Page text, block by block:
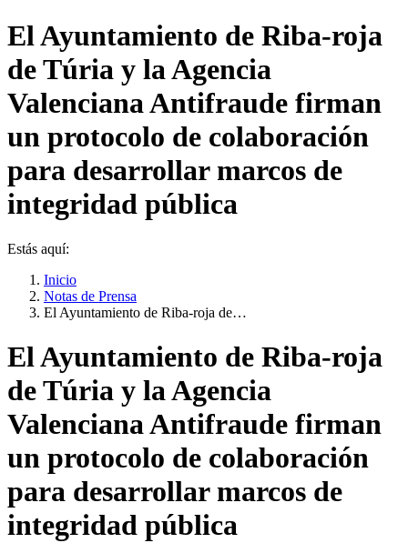
El Ayuntamiento de Riba-roja
de Túria y la Agencia
Valenciana Antifraude firman
un protocolo de colaboración
para desarrollar marcos de
integridad pública
Estás aquí:
Inicio
Notas de Prensa
El Ayuntamiento de Riba-roja de…
El Ayuntamiento de Riba-roja
de Túria y la Agencia
Valenciana Antifraude firman
un protocolo de colaboración
para desarrollar marcos de
integridad pública